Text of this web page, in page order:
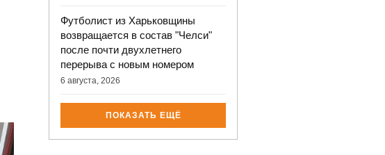
Футболист из Харьковщины
возвращается в состав "Челси"
после почти двухлетнего
перерыва с новым номером
6 августа, 2026
ПОКАЗАТЬ ЕЩЁ